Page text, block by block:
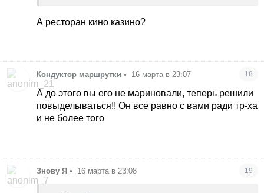
А ресторан кино казино?
Кондуктор маршрутки • 16 марта в 23:07 18
А до этого вы его не мариновали, теперь решили
повыделываться!! Он все равно с вами ради тр-ха
и не более того
Знову Я • 16 марта в 23:08 19